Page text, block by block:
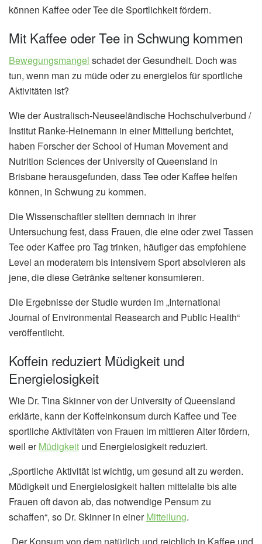
können Kaffee oder Tee die Sportlichkeit fördern.
Mit Kaffee oder Tee in Schwung kommen
Bewegungsmangel schadet der Gesundheit. Doch was
tun, wenn man zu müde oder zu energielos für sportliche
Aktivitäten ist?
Wie der Australisch-Neuseeländische Hochschulverbund /
Institut Ranke-Heinemann in einer Mitteilung berichtet,
haben Forscher der School of Human Movement and
Nutrition Sciences der University of Queensland in
Brisbane herausgefunden, dass Tee oder Kaffee helfen
können, in Schwung zu kommen.
Die Wissenschaftler stellten demnach in ihrer
Untersuchung fest, dass Frauen, die eine oder zwei Tassen
Tee oder Kaffee pro Tag trinken, häufiger das empfohlene
Level an moderatem bis intensivem Sport absolvieren als
jene, die diese Getränke seltener konsumieren.
Die Ergebnisse der Studie wurden im „International
Journal of Environmental Reasearch and Public Health“
veröffentlicht.
Koffein reduziert Müdigkeit und
Energielosigkeit
Wie Dr. Tina Skinner von der University of Queensland
erklärte, kann der Koffeinkonsum durch Kaffee und Tee
sportliche Aktivitäten von Frauen im mittleren Alter fördern,
weil erMüdigkeit und Energielosigkeit reduziert.
„Sportliche Aktivität ist wichtig, um gesund alt zu werden.
Müdigkeit und Energielosigkeit halten mittelalte bis alte
Frauen oft davon ab, das notwendige Pensum zu
schaffen“, so Dr. Skinner in einerMitteilung.